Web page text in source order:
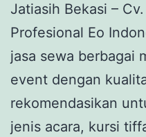
Jatiasih Bekasi –
Profesional Eo
jasa sewa berbagai
event dengan
rekomendasikan
jenis acara, kursi